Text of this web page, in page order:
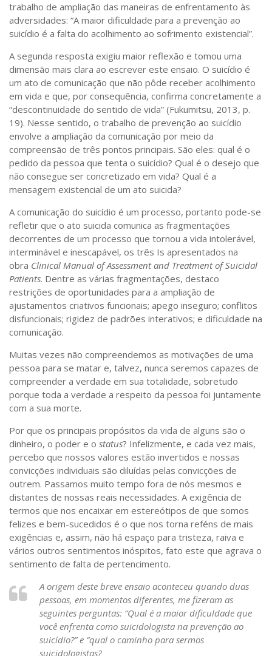
trabalho de ampliação das maneiras de enfrentamento às
adversidades: “A maior dificuldade para a prevenção ao
suicídio é a falta do acolhimento ao sofrimento existencial”.
A segunda resposta exigiu maior reflexão e tomou uma
dimensão mais clara ao escrever este ensaio. O suicídio é
um ato de comunicação que não pôde receber acolhimento
em vida e que, por consequência, confirma concretamente a
“descontinuidade do sentido de vida” (Fukumitsu, 2013, p.
19). Nesse sentido, o trabalho de prevenção ao suicídio
envolve a ampliação da comunicação por meio da
compreensão de três pontos principais. São eles: qual é o
pedido da pessoa que tenta o suicídio? Qual é o desejo que
não consegue ser concretizado em vida? Qual é a
mensagem existencial de um ato suicida?
A comunicação do suicídio é um processo, portanto pode-se
refletir que o ato suicida comunica as fragmentações
decorrentes de um processo que tornou a vida intolerável,
interminável e inescapável, os três Is apresentados na
obra Clinical Manual of Assessment and Treatment of Suicidal
Patients. Dentre as várias fragmentações, destaco
restrições de oportunidades para a ampliação de
ajustamentos criativos funcionais; apego inseguro; conflitos
disfuncionais; rigidez de padrões interativos; e dificuldade na
comunicação.
Muitas vezes não compreendemos as motivações de uma
pessoa para se matar e, talvez, nunca seremos capazes de
compreender a verdade em sua totalidade, sobretudo
porque toda a verdade a respeito da pessoa foi juntamente
com a sua morte.
Por que os principais propósitos da vida de alguns são o
dinheiro, o poder e o status? Infelizmente, e cada vez mais,
percebo que nossos valores estão invertidos e nossas
convicções individuais são diluídas pelas convicções de
outrem. Passamos muito tempo fora de nós mesmos e
distantes de nossas reais necessidades. A exigência de
termos que nos encaixar em estereótipos de que somos
felizes e bem-sucedidos é o que nos torna reféns de mais
exigências e, assim, não há espaço para tristeza, raiva e
vários outros sentimentos inóspitos, fato este que agrava o
sentimento de falta de pertencimento.
A origem deste breve ensaio aconteceu quando duas
pessoas, em momentos diferentes, me fizeram as
seguintes perguntas: “Qual é a maior dificuldade que
você enfrenta como suicidologista na prevenção ao
suicídio?” e “qual o caminho para sermos
suicidologistas?